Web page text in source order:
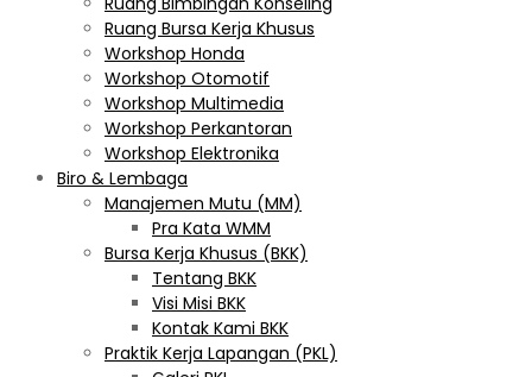
Ruang Bursa Kerja Khusus
Workshop Honda
Workshop Otomotif
Workshop Multimedia
Workshop Perkantoran
Workshop Elektronika
Biro & Lembaga
Manajemen Mutu (MM)
Pra Kata WMM
Bursa Kerja Khusus (BKK)
Tentang BKK
Visi Misi BKK
Kontak Kami BKK
Praktik Kerja Lapangan (PKL)